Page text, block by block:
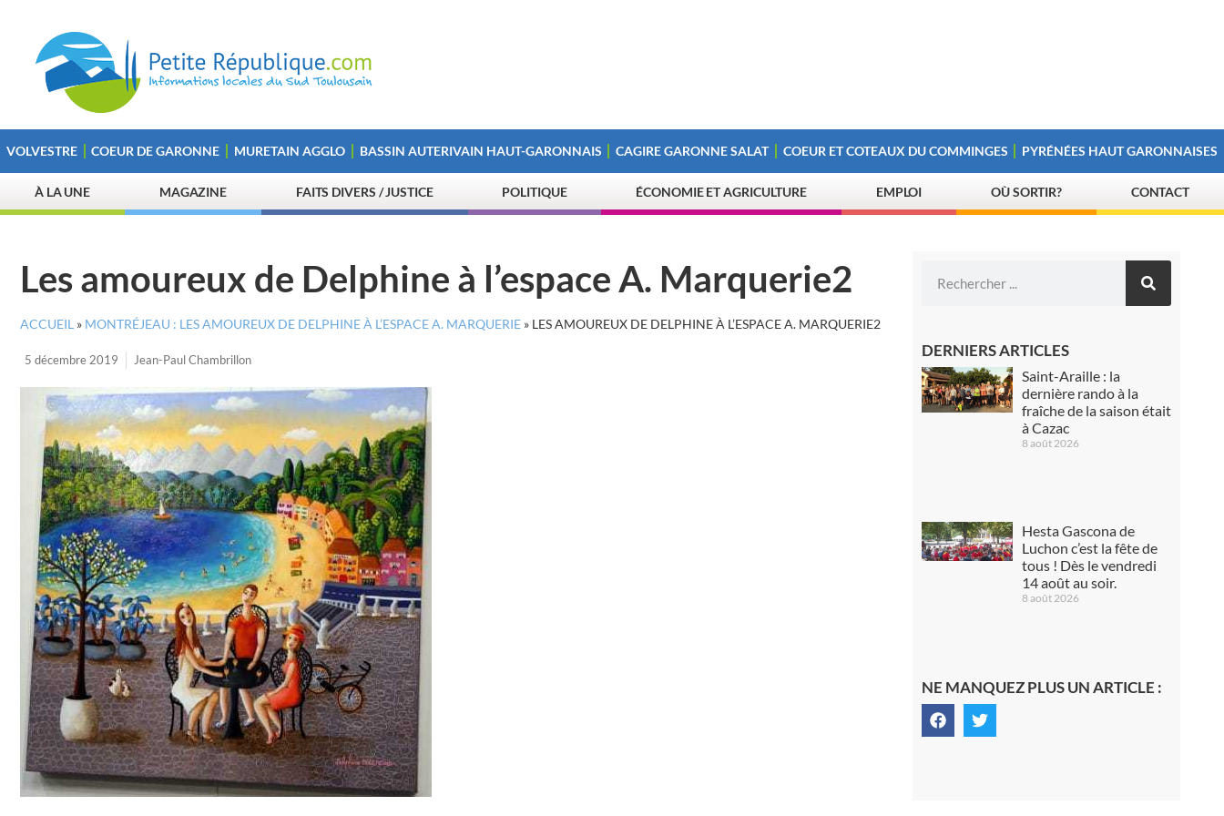
VOLVESTRE COEUR DE GARONNE MURETAIN AGGLO BASSIN AUTERIVAIN HAUT-GARONNAIS CAGIRE GARONNE SALAT COEUR ET COTEAUX DU COMMINGES PYRÉNÉES HAUT GARONNAISES
À LA UNE MAGAZINE FAITS DIVERS / JUSTICE POLITIQUE ÉCONOMIE ET AGRICULTURE EMPLOI OÙ SORTIR? CONTACT
Les amoureux de Delphine à l’espace A. Marquerie2
ACCUEIL » MONTRÉJEAU : LES AMOUREUX DE DELPHINE À L’ESPACE A. MARQUERIE » LES AMOUREUX DE DELPHINE À L’ESPACE A. MARQUERIE2
5 décembre 2019 Jean-Paul Chambrillon DERNIERS ARTICLES
Saint-Araille : la
dernière rando à la
fraîche de la saison était
à Cazac
8 août 2026
Hesta Gascona de
Luchon c’est la fête de
tous ! Dès le vendredi
14 août au soir.
8 août 2026
NE MANQUEZ PLUS UN ARTICLE :